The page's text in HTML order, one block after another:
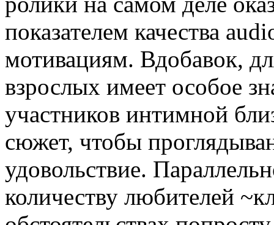
показателем качества
мотивациям. Вдобавок,
взрослых имеет особое
участников интимной
сюжет, чтобы
удовольствие.
количеству любителей